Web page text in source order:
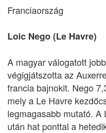
Franciaország
Loic Nego (Le Havre)
A magyar válogatott
végigjátszotta az
francia bajnokit. Nego
mely a Le Havre
legmagasabb mutató. A
után hat ponttal a